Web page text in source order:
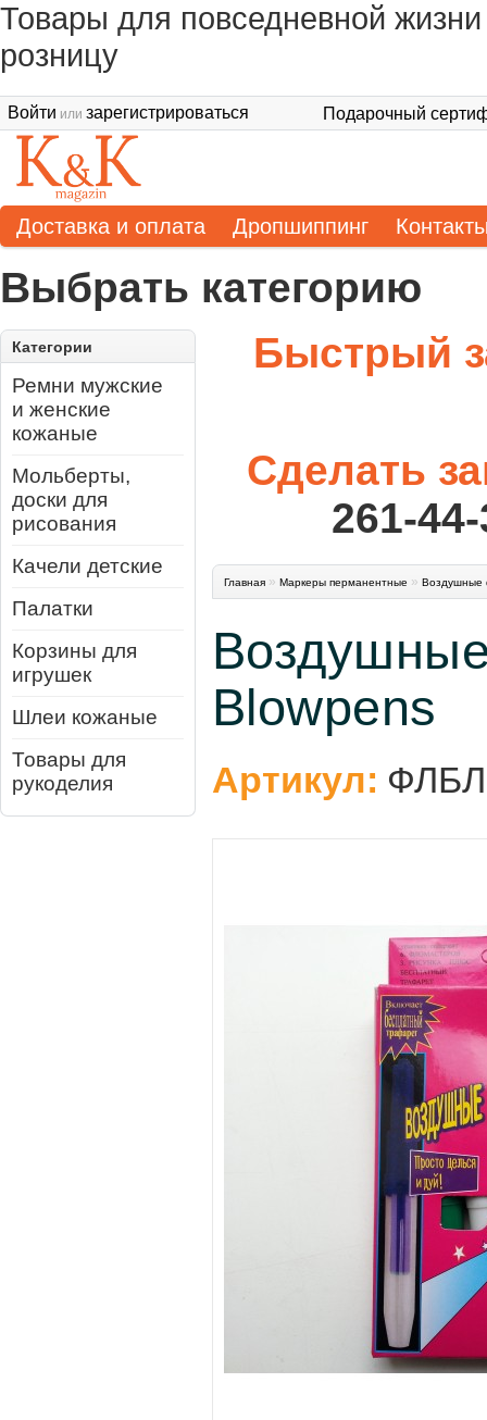
Товары для повседневной
розницу
Войти или зарегистрироваться Подарочный
Доставка и оплата Дропшиппинг
Выбрать категорию
Категории
Ремни мужские
и женские
кожаные
Мольберты,
доски для
рисования
Качели детские
Палатки
Корзины для
игрушек
Шлеи кожаные
Товары для
рукоделия
Быстрый
Сделать
261-
Главная » Маркеры перманентные » Воздушные
Blowpens
Артикул: